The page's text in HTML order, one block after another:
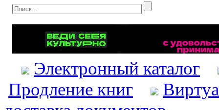
Электронный каталог
Продление книг